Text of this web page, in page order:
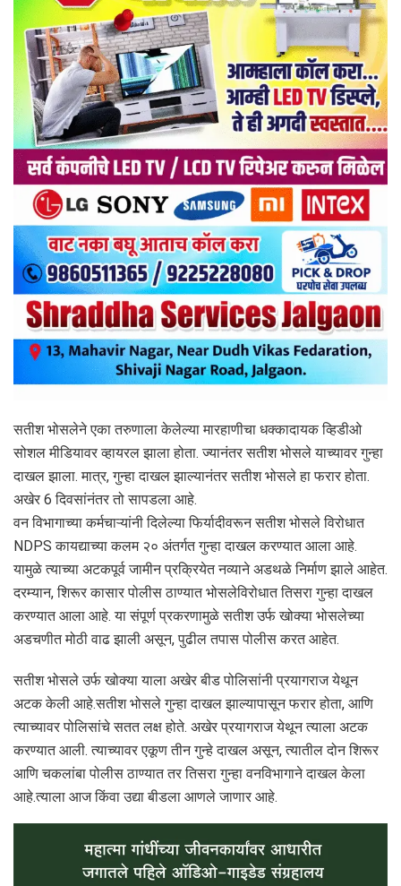
सतीश भोसलेने एका तरुणाला केलेल्या मारहाणीचा धक्कादायक व्हिडीओ
सोशल मीडियावर व्हायरल झाला होता. ज्यानंतर सतीश भोसले याच्यावर गुन्हा
दाखल झाला. मात्र, गुन्हा दाखल झाल्यानंतर सतीश भोसले हा फरार होता.
अखेर 6 दिवसांनंतर तो सापडला आहे.
वन विभागाच्या कर्मचाऱ्यांनी दिलेल्या फिर्यादीवरून सतीश भोसले विरोधात
NDPS कायद्याच्या कलम २० अंतर्गत गुन्हा दाखल करण्यात आला आहे.
यामुळे त्याच्या अटकपूर्व जामीन प्रक्रियेत नव्याने अडथळे निर्माण झाले आहेत.
दरम्यान, शिरूर कासार पोलीस ठाण्यात भोसलेविरोधात तिसरा गुन्हा दाखल
करण्यात आला आहे. या संपूर्ण प्रकरणामुळे सतीश उर्फ खोक्या भोसलेच्या
अडचणीत मोठी वाढ झाली असून, पुढील तपास पोलीस करत आहेत.
सतीश भोसले उर्फ खोक्या याला अखेर बीड पोलिसांनी प्रयागराज येथून
अटक केली आहे.सतीश भोसले गुन्हा दाखल झाल्यापासून फरार होता, आणि
त्याच्यावर पोलिसांचे सतत लक्ष होते. अखेर प्रयागराज येथून त्याला अटक
करण्यात आली. त्याच्यावर एकूण तीन गुन्हे दाखल असून, त्यातील दोन शिरूर
आणि चकलांबा पोलीस ठाण्यात तर तिसरा गुन्हा वनविभागाने दाखल केला
आहे.त्याला आज किंवा उद्या बीडला आणले जाणार आहे.